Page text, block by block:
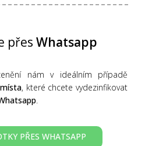
přes Whatsapp
nám v ideálním případě
, které chcete vydezinfikovat
.
PŘES WHATSAPP